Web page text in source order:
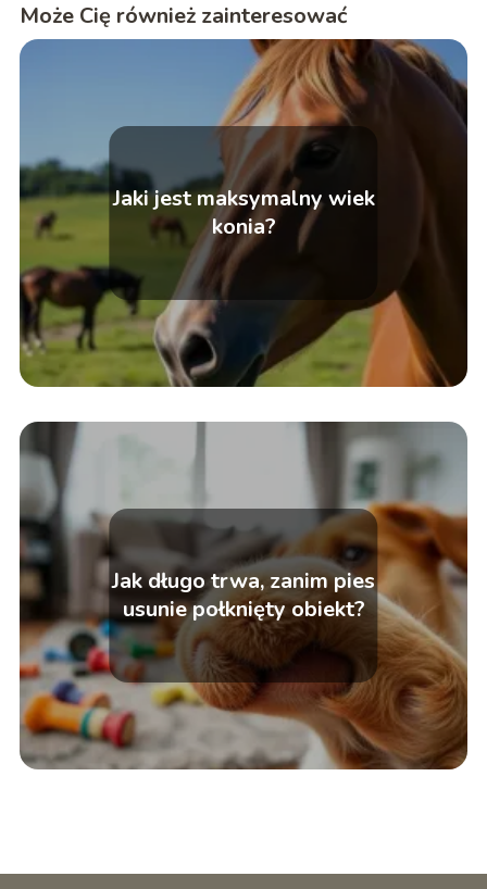
Może Cię również zainteresować
Jaki jest maksymalny wiek
konia?
Jak długo trwa, zanim pies
usunie połknięty obiekt?